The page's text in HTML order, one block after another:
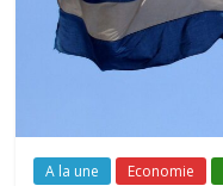
A la une Economie